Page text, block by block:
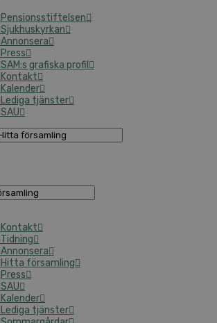
Pensionsstiftelsen
Sjukhuskyrkan
Annonsera
Press
SAM:s grafiska profil
Kontakt
Kalender
Lediga tjänster
SAU
Kontakt
Tidning
Annonsera
Hitta församling
Press
SAU
Kalender
Lediga tjänster